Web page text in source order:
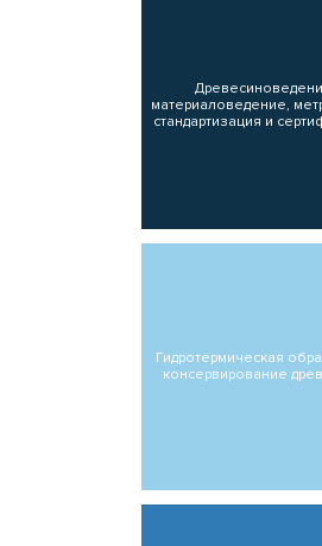
материаловедение,
стандартизация и
Гидротермическая
консервирование